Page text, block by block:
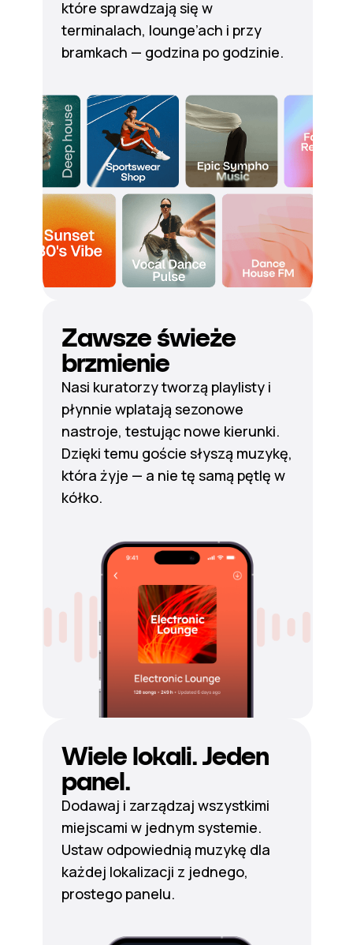
które sprawdzają się w
terminalach, lounge’ach i przy
bramkach — godzina po godzinie.
Zawsze świeże
brzmienie
Nasi kuratorzy tworzą playlisty i
płynnie wplatają sezonowe
nastroje, testując nowe kierunki.
Dzięki temu goście słyszą muzykę,
która żyje — a nie tę samą pętlę w
kółko.
Wiele lokali. Jeden
panel.
Dodawaj i zarządzaj wszystkimi
miejscami w jednym systemie.
Ustaw odpowiednią muzykę dla
każdej lokalizacji z jednego,
prostego panelu.